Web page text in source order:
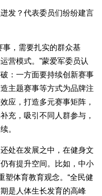
？代表委员们纷纷建言
，需要扎实的群众基
营模式。”蒙爱军委员认
：一方面要持续创新赛事
主题赛事等方式为品牌注
应，打造多元赛事矩阵，
充，吸引不同人群参与，
。
在发展之中，在健身文
有提升空间。比如，中小
塑体育教育观念。“全民健
是人体生长发育的高峰